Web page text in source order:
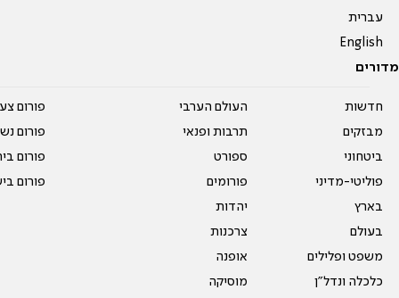
עברית
English
מדורים
חדשות
מבזקים
ביטחוני
פוליטי-מדיני
בארץ
בעולם
משפט ופלילים
כלכלה ונדל"ן
העולם הערבי
תרבות ופנאי
ספורט
פורומים
יהדות
צרכנות
אופנה
מוסיקה
פורום
פורום
פורום
פורום